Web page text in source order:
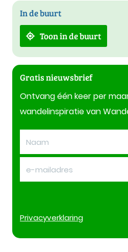
In de buurt
Toon in de buurt
Gratis nieuwsbrief
Ontvang één keer per
wandelinspiratie van
Privacyverklaring